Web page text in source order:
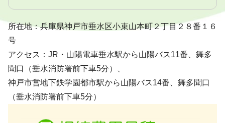
所在地：兵庫県神戸市垂水区小束山本町２丁目２８番１６
号
アクセス：JR・山陽電車垂水駅から山陽バス11番、舞多
聞口（垂水消防署前下車5分）、
神戸市営地下鉄学園都市駅から山陽バス14番、舞多聞口
（垂水消防署前下車5分）